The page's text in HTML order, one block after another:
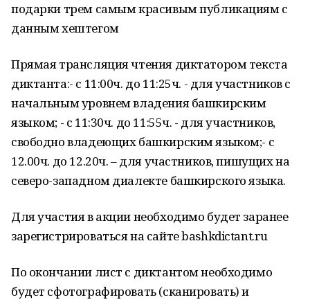
подарки трем самым красивым публикациям с
данным хештегом
Прямая трансляция чтения диктатором текста
диктанта:- с 11:00ч. до 11:25ч. - для участников с
начальным уровнем владения башкирским
языком; - с 11:30ч. до 11:55ч. - для участников,
свободно владеющих башкирским языком;- с
12.00ч. до 12.20ч. – для участников, пишущих на
северо-западном диалекте башкирского языка.
Для участия в акции необходимо будет заранее
зарегистрироваться на сайте bashkdictant.ru
По окончании лист с диктантом необходимо
будет сфотографировать (сканировать) и